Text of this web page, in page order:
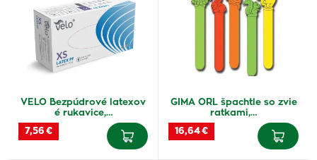
VELO Bezpúdrové latexov
é rukavice,…
7,56 €
GIMA ORL špachtle so zvie
ratkami,…
16,64 €